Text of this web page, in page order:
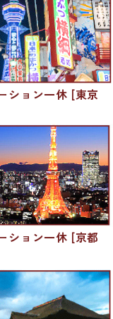
ション一休 [東京
ション一休 [京都